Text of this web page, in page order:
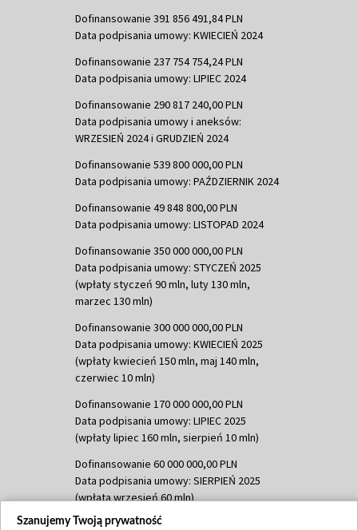
Dofinansowanie 391 856 491,84 PLN
Data podpisania umowy: KWIECIEŃ 2024
Dofinansowanie 237 754 754,24 PLN
Data podpisania umowy: LIPIEC 2024
Dofinansowanie 290 817 240,00 PLN
Data podpisania umowy i aneksów:
WRZESIEŃ 2024 i GRUDZIEŃ 2024
Dofinansowanie 539 800 000,00 PLN
Data podpisania umowy: PAŹDZIERNIK 2024
Dofinansowanie 49 848 800,00 PLN
Data podpisania umowy: LISTOPAD 2024
Dofinansowanie 350 000 000,00 PLN
Data podpisania umowy: STYCZEŃ 2025
(wpłaty styczeń 90 mln, luty 130 mln,
marzec 130 mln)
Dofinansowanie 300 000 000,00 PLN
Data podpisania umowy: KWIECIEŃ 2025
(wpłaty kwiecień 150 mln, maj 140 mln,
czerwiec 10 mln)
Dofinansowanie 170 000 000,00 PLN
Data podpisania umowy: LIPIEC 2025
(wpłaty lipiec 160 mln, sierpień 10 mln)
Dofinansowanie 60 000 000,00 PLN
Data podpisania umowy: SIERPIEŃ 2025
(wpłata wrzesień 60 mln)
Dofinansowanie 635 783 051,21 PLN
Szanujemy Twoją prywatność